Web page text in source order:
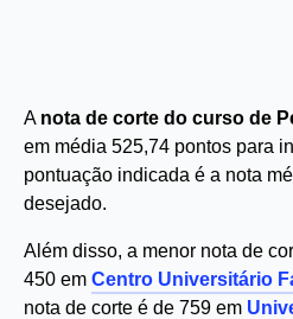
A nota de corte do curso de
em média 525,74 pontos para
pontuação indicada é a nota
desejado.
Além disso, a menor nota de
450 em Centro Universitário
nota de corte é de 759 em